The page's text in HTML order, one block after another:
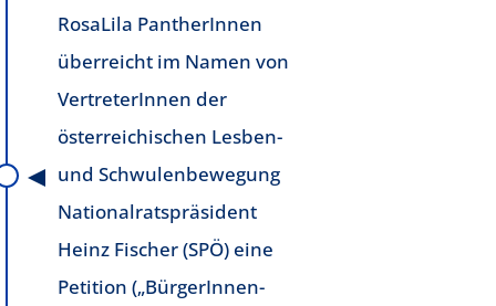
RosaLila PantherInnen
überreicht im Namen von
VertreterInnen der
österreichischen Lesben-
und Schwulenbewegung
Nationalratspräsident
Heinz Fischer (SPÖ) eine
Petition („BürgerInnen-